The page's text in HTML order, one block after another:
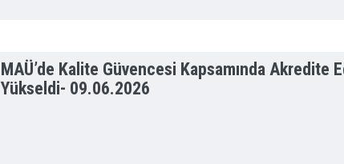
MAÜ’de Kalite Güvencesi Kapsamında Akredite
Yükseldi- 09.06.2026